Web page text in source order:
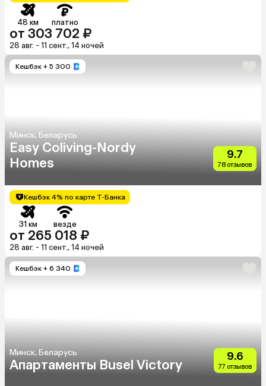
48 км платно
от 303 702 ₽
28 авг. - 11 сент., 14 ночей
Кешбэк + 5 300
Минск, Беларусь
Easy Coliving-Nordy
Homes
9.7
78 отзывов
Кешбэк 4% по карте Т-Банка
31 км везде
от 265 018 ₽
28 авг. - 11 сент., 14 ночей
Кешбэк + 6 340
Минск, Беларусь
Апартаменты Busel Victory
9.6
77 отзывов